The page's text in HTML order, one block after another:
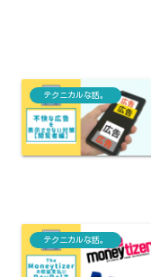
テクニカルな話。
テクニカルな話。